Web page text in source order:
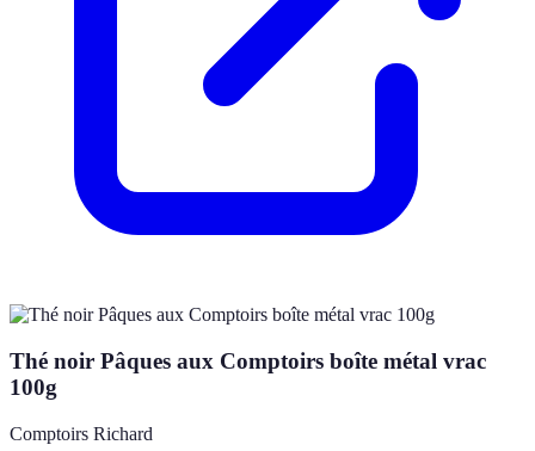
Thé noir Pâques aux Comptoirs boîte métal vrac
100g
Comptoirs Richard